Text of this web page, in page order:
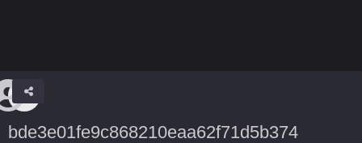
bde3e01fe9c868210eaa62f71d5b374